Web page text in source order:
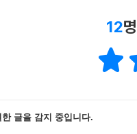
12
한 글을 감지 중입니다.